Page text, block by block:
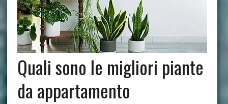
Quali sono le migliori piante
da appartamento